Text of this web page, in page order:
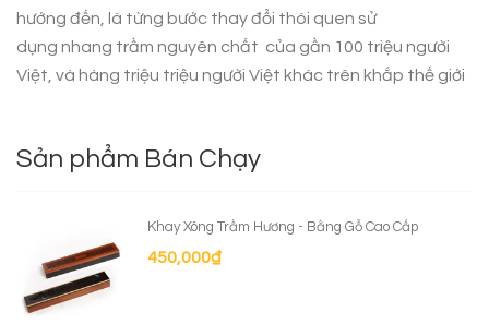
hướng đến, là từng bước thay đổi thói quen sử
dụng nhang trầm nguyên chất của gần 100 triệu người
Việt, và hàng triệu triệu người Việt khác trên khắp thế giới
Sản phẩm Bán Chạy
Khay Xông Trầm Hương - Bằng Gỗ Cao Cấp
450,000₫